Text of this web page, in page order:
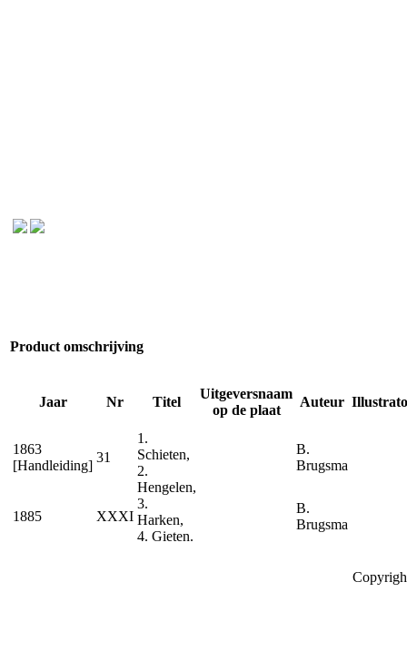
Product omschrijving
Jaar Nr Titel
Uitgeversnaam
op de plaat
Auteur
1863
[Handleiding]
31
1.
Schieten,
2.
Hengelen,
3.
Harken,
4. Gieten.
B.
Brugsma
1885 XXXI
B.
Brugsma